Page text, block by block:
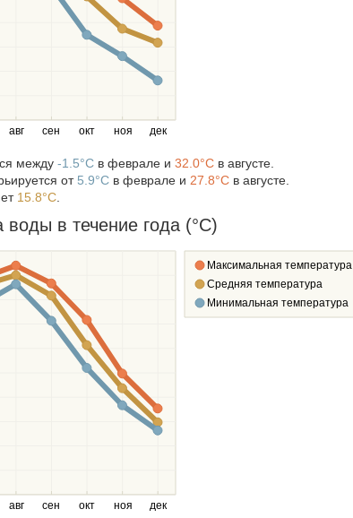
авг сен окт ноя дек
между -1.5°C в феврале и 32.0°C в августе.
от 5.9°C в феврале и 27.8°C в августе.
15.8°C
в течение года (°C)
авг сен окт ноя дек
Максимальная температура
Средняя температура
Минимальная температура